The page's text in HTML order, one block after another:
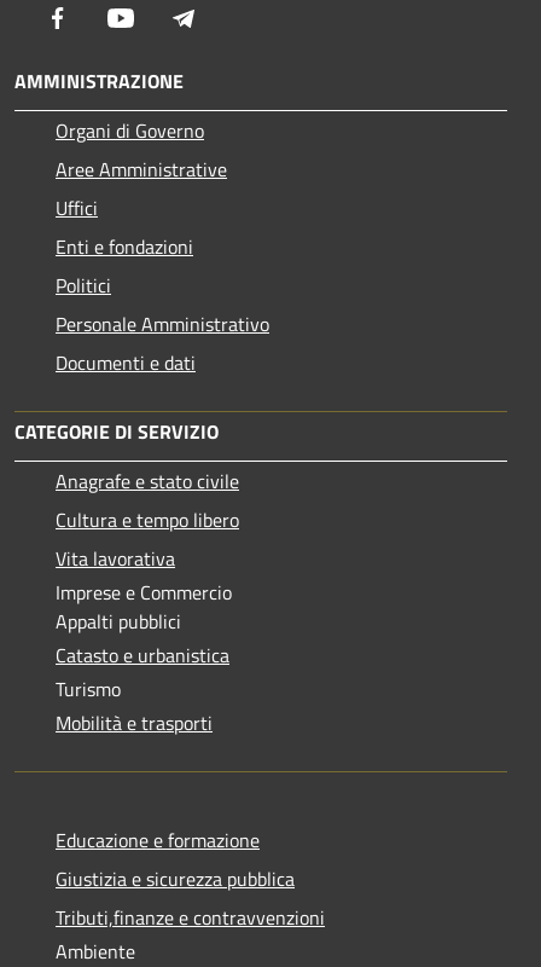
Facebook Youtube
AMMINISTRAZIONE
Organi di Governo
Aree Amministrative
Uffici
Enti e fondazioni
Politici
Personale Amministrativo
Documenti e dati
CATEGORIE DI SERVIZIO
Anagrafe e stato civile
Cultura e tempo libero
Vita lavorativa
Imprese e Commercio
Appalti pubblici
Catasto e urbanistica
Turismo
Mobilità e trasporti
Educazione e formazione
Giustizia e sicurezza pubblica
Tributi,finanze e contravvenzioni
Ambiente